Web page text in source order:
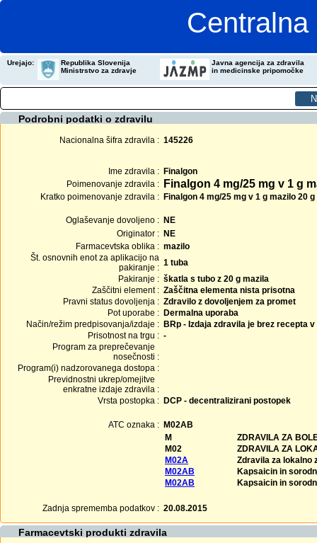
Urejajo:
Republika Slovenija
Ministrstvo za zdravje
Javna agencija za zdravila
in medicinske pripomočke
Podrobni podatki o zdravilu
Nacionalna šifra zdravila : 145226
Ime zdravila : Finalgon
Poimenovanje zdravila :
Finalgon 4 mg/25 mg v 1 g
Kratko poimenovanje zdravila : Finalgon 4 mg/25 mg v 1 g mazilo 20 g
Oglaševanje dovoljeno : NE
Originator : NE
Farmacevtska oblika : mazilo
Št. osnovnih enot za aplikacijo na
pakiranje : 1 tuba
Pakiranje : škatla s tubo z 20 g mazila
Zaščitni element : Zaščitna elementa nista prisotna
Pravni status dovoljenja : Zdravilo z dovoljenjem za promet
Pot uporabe : Dermalna uporaba
Način/režim predpisovanja/izdaje : BRp - Izdaja zdravila je brez recepta
Prisotnost na trgu : -
Program za preprečevanje
nosečnosti :
Program(i) nadzorovanega dostopa :
Previdnostni ukrep/omejitve
enkratne izdaje zdravila :
Vrsta postopka : DCP - decentralizirani postopek
ATC oznaka : M02AB
M
ZDRAVILA ZA
M02
ZDRAVILA ZA
M02A
Zdravila za lokalno
M02AB
Kapsaicin in
M02AB
Kapsaicin in
Zadnja sprememba podatkov : 20.08.2015
Farmacevtski produkti zdravila